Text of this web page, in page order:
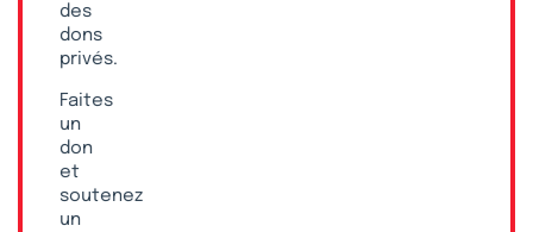
des
dons
privés.
Faites
un
don
et
soutenez
un